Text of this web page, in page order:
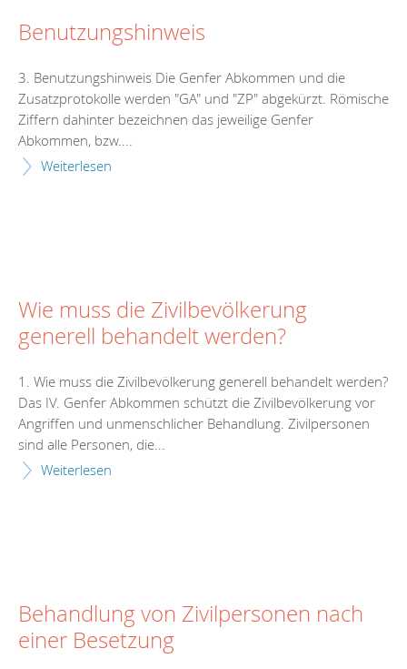
Benutzungshinweis
3. Benutzungshinweis Die Genfer Abkommen und die
Zusatzprotokolle werden "GA" und "ZP" abgekürzt. Römische
Ziffern dahinter bezeichnen das jeweilige Genfer
Abkommen, bzw....
Weiterlesen
Wie muss die Zivilbevölkerung
generell behandelt werden?
1. Wie muss die Zivilbevölkerung generell behandelt werden?
Das IV. Genfer Abkommen schützt die Zivilbevölkerung vor
Angriffen und unmenschlicher Behandlung. Zivilpersonen
sind alle Personen, die...
Weiterlesen
Behandlung von Zivilpersonen nach
einer Besetzung